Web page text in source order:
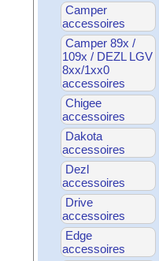
Camper
accessoires
Camper 89x /
109x / DEZL LGV
8xx/1xx0
accessoires
Chigee
accessoires
Dakota
accessoires
Dezl
accessoires
Drive
accessoires
Edge
accessoires